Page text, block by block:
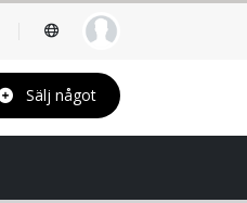
Sälj något